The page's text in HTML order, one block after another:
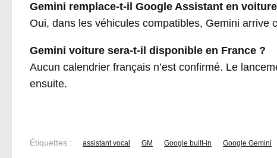
Gemini remplace-t-il Google Assistant en
Oui, dans les véhicules compatibles, Gemini arrive
Gemini voiture sera-t-il disponible en France ?
Aucun calendrier français n’est confirmé. Le
ensuite.
Étiquettes : assistant vocal GM Google built-in Google Gemini